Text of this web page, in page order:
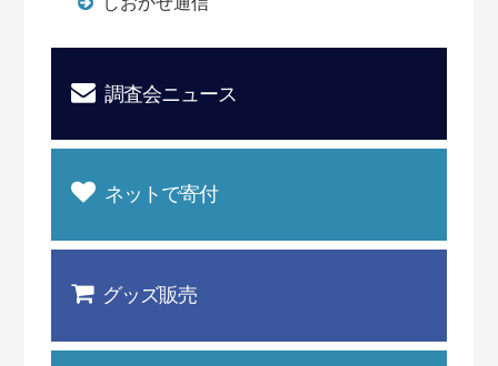
調査会ニュース
ネットで寄付
グッズ販売